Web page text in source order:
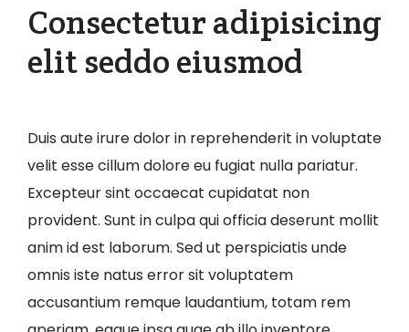
Consectetur adipisicing
elit seddo eiusmod
Duis aute irure dolor in reprehenderit in voluptate
velit esse cillum dolore eu fugiat nulla pariatur.
Excepteur sint occaecat cupidatat non
provident. Sunt in culpa qui officia deserunt mollit
anim id est laborum. Sed ut perspiciatis unde
omnis iste natus error sit voluptatem
accusantium remque laudantium, totam rem